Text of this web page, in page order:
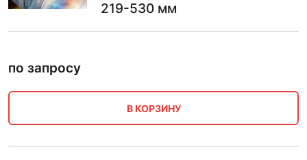
219-530 мм
по запросу
В КОРЗИНУ